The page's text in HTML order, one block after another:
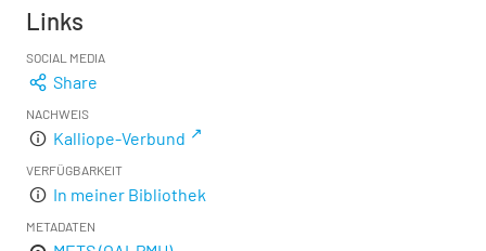
Links
SOCIAL MEDIA
Share
NACHWEIS
Kalliope-Verbund
VERFÜGBARKEIT
In meiner Bibliothek
METADATEN